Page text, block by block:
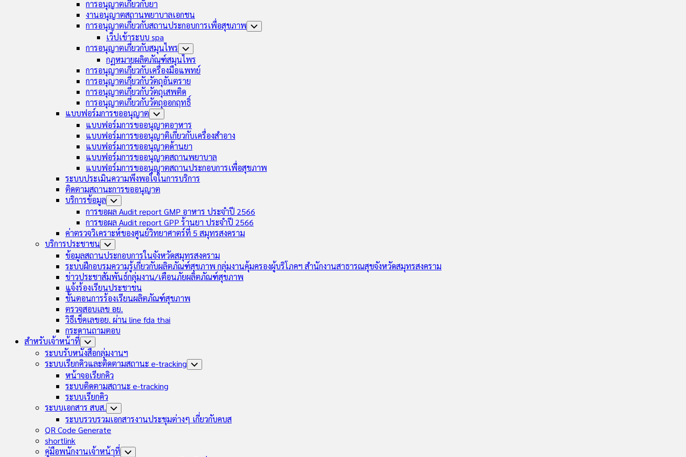
การอนุญาตเกี่ยวกับยา
งานอนุญาตสถานพยาบาลเอกชน
การอนุญาตเกี่ยวกับสถานประกอบการเพื่อสุขภาพ Toggle
เว็ปเข้าระบบ spa
การอนุญาตเกี่ยวกับสมุนไพร Toggle
Child
Menu
กฏหมายผลิตภัณฑ์สมุนไพร
การอนุญาตเกี่ยวกับเครื่องมือแพทย์
การอนุญาตเกี่ยวกับวัตถุอันตราย
การอนุญาตเกี่ยวกับวัตถุเสพติด
การอนุญาตเกี่ยวกับวัตถุออกฤทธิ์
แบบฟอร์มการขออนุญาต Toggle
Child
Menu
แบบฟอร์มการขออนุญาตอาหาร
แบบฟอร์มการขออนุญาติเกี่ยวกับเครื่องสำอาง
แบบฟอร์มการขออนุญาตด้านยา
แบบฟอร์มการขออนุญาตสถานพยาบาล
แบบฟอร์มการขออนุญาตสถานประกอบการเพื่อสุขภาพ
ระบบประเมินความพึงพอใจในการบริการ
ติดตามสถานะการขออนุญาต
บริการข้อมูล Toggle
Child
Menu
การขอผล Audit report GMP อาหาร ประจำปี 2566
การขอผล Audit report GPP ร้านยา ประจำปี 2566
ค่าตรวจวิเคราะห์ของศูนย์วิทยาศาตร์ที่ 5 สมุทรสงคราม
บริการประชาชน Toggle
Child
Menu
ข้อมูลสถานประกอบการในจังหวัดสมุทรสงคราม
ระบบฝึกอบรมความรู้เกี่ยวกับผลิตภัณฑ์สุขภาพ กลุ่มงานคุ้มครองผู้บริโภคฯ สำนักงานสาธารณสุขจังหวัดสมุทรสงคราม
ข่าวประชาสัมพันธ์กลุ่มงาน/เตือนภัยผลิตภัณฑ์สุขภาพ
แจ้งร้องเรียนประชาชน
ขั้นตอนการร้องเรียนผลิตภัณฑ์สุขภาพ
ตรวจสอบเลข อย.
วิธีเช็คเลขอย. ผ่าน line fda thai
กระดานถามตอบ
สำหรับเจ้าหน้าที่ Toggle
Child
Menu
ระบบรับหนังสือกลุ่มงานฯ
ระบบเรียกคิวและติดตามสถานะ e-tracking Toggle
หน้าจอเรียกคิว
ระบบติดตามสถานะ e-tracking
ระบบเรียกคิว
ระบบเอกสาร สบส. Toggle
Child
Menu
ระบบรวบรวมเอกสารงานประชุมต่างๆ เกี่ยวกับคบส
QR Code Generate
shortlink
คู่มือพนักงานเจ้าหน้าที่ Toggle